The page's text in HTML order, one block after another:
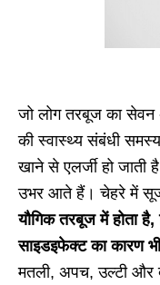
जो लोग तरबूज का सेवन
की स्वास्थ्य संबंधी
खाने से एलर्जी हो
उभर आते हैं। चेहरे में
यौगिक तरबूज में होता
साइडइफेक्ट का कारण
मतली, अपच, उल्टी और